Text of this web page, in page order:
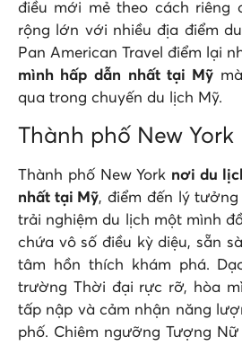
điều mới mẻ theo cách riêng
rộng lớn với nhiều địa điểm
Pan American Travel điểm lại
mình hấp dẫn nhất tại Mỹ
qua trong chuyến du lịch Mỹ.
Thành phố New York
Thành phố New York nơi du
nhất tại Mỹ, điểm đến lý
trải nghiệm du lịch một mình
chứa vô số điều kỳ diệu, sẵn
tâm hồn thích khám phá.
trường Thời đại rực rỡ, hòa
tấp nập và cảm nhận năng
phố. Chiêm ngưỡng Tượng